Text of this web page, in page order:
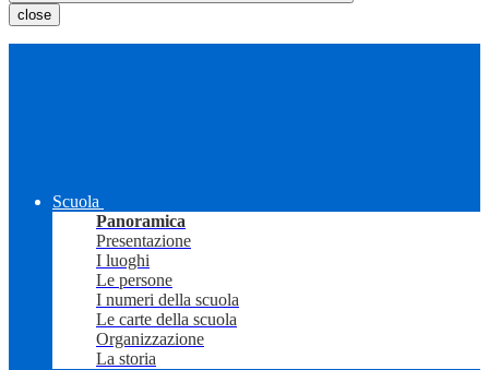
close
Scuola
Panoramica
Presentazione
I luoghi
Le persone
I numeri della scuola
Le carte della scuola
Organizzazione
La storia